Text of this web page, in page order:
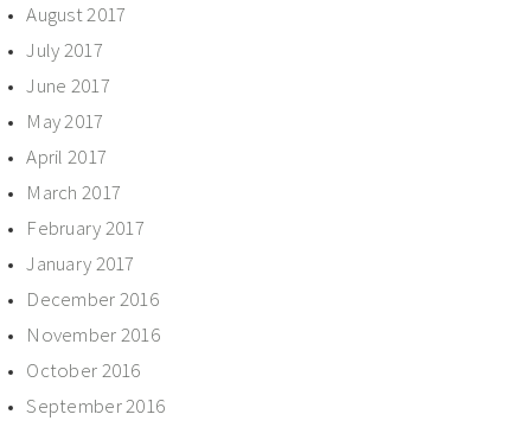
August 2017
July 2017
June 2017
May 2017
April 2017
March 2017
February 2017
January 2017
December 2016
November 2016
October 2016
September 2016